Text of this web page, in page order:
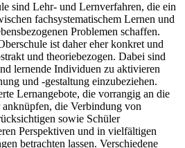
sind Lehr- und Lernverfahren, die ein
fachsystematischem Lernen und
Problemen schaffen.
ist daher eher konkret und
und theoriebezogen. Dabei sind
lernende Individuen zu aktivieren
und -gestaltung einzubeziehen.
Lernangebote, die vorrangig an die
die Verbindung von
sowie Schüler
Perspektiven und in vielfältigen
betrachten lassen. Verschiedene